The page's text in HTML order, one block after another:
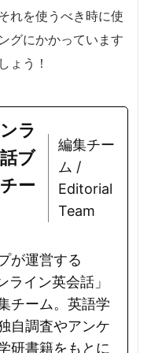
れを使うべき時に使
グにかかっています
ょう！
ラ
ブ
ー
編集チー
ム /
Editorial
Team
が運営する
ライン英会話」
チーム。英語学
自調査やアンケ
研書籍をもとに